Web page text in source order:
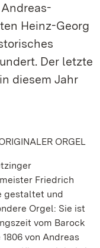
Heinz-Georg
Der letzte
diesem Jahr
ORGEL
Friedrich
gestaltet und
Orgel: Sie ist
vom Barock
von Andreas